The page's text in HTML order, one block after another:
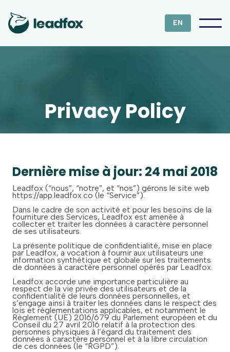
EN
Privacy Policy
Dernière mise à jour: 24 mai 2018
Leadfox (“nous”, “notre”, et “nos”) gérons le site web
https://app.leadfox.co (le “Service”).
Dans le cadre de son activité et pour les besoins de la
fourniture des Services, Leadfox est amenée à
collecter et traiter les données à caractère personnel
de ses utilisateurs.
La présente politique de confidentialité, mise en place
par Leadfox, a vocation à fournir aux utilisateurs une
information synthétique et globale sur les traitements
de données à caractère personnel opérés par Leadfox.
Leadfox accorde une importance particulière au
respect de la vie privée des utilisateurs et de la
confidentialité de leurs données personnelles, et
s’engage ainsi à traiter les données dans le respect des
lois et règlementations applicables, et notamment le
Règlement (UE) 2016/679 du Parlement européen et du
Conseil du 27 avril 2016 relatif à la protection des
personnes physiques à l’égard du traitement des
données à caractère personnel et à la libre circulation
de ces données (le “RGPD”).